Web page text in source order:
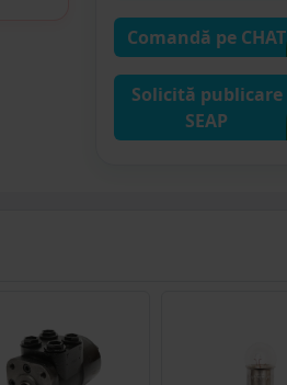
Comandă pe CHAT
Solicită publicare
SEAP